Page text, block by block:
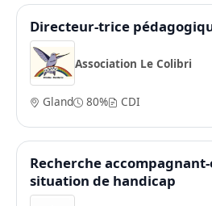
Directeur-trice
Association Le Colibri
Gland 80% CDI
Recherche
situation de handicap